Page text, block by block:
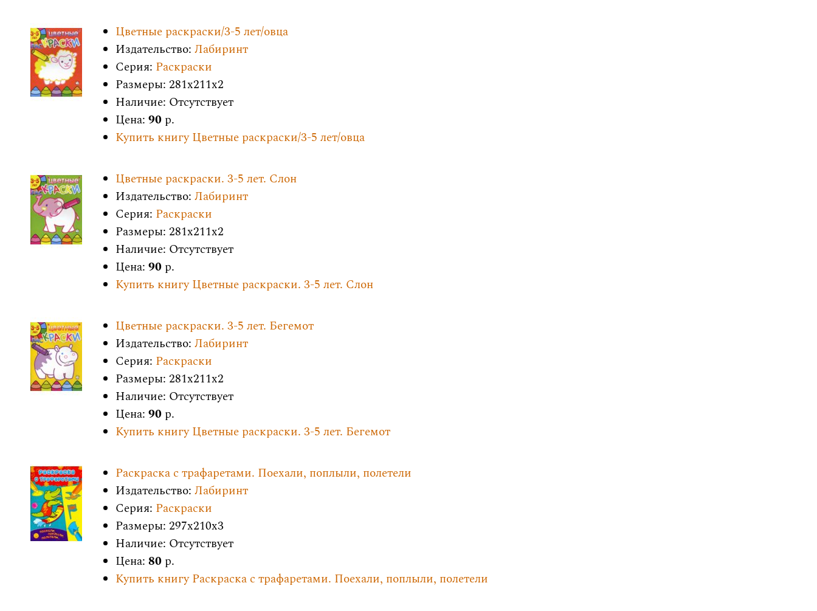
Цветные раскраски/3-5 лет/овца
Издательство: Лабиринт
Серия: Раскраски
Размеры: 281x211x2
Наличие: Отсутствует
Цена: 90 р.
Купить книгу Цветные раскраски/3-5 лет/овца
Цветные раскраски. 3-5 лет. Слон
Издательство: Лабиринт
Серия: Раскраски
Размеры: 281x211x2
Наличие: Отсутствует
Цена: 90 р.
Купить книгу Цветные раскраски. 3-5 лет. Слон
Цветные раскраски. 3-5 лет. Бегемот
Издательство: Лабиринт
Серия: Раскраски
Размеры: 281x211x2
Наличие: Отсутствует
Цена: 90 р.
Купить книгу Цветные раскраски. 3-5 лет. Бегемот
Раскраска с трафаретами. Поехали, поплыли, полетели
Издательство: Лабиринт
Серия: Раскраски
Размеры: 297x210x3
Наличие: Отсутствует
Цена: 80 р.
Купить книгу Раскраска с трафаретами. Поехали, поплыли, полетели